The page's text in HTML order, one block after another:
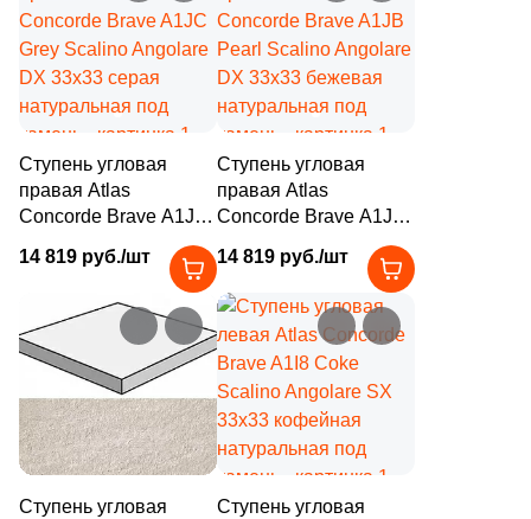
Кремовый (7)
Микс (7)
Оранжевый (7)
Розовый (7)
Синий (
Сиреневый (7)
Слоновая кость (7)
Терракотовый (7)
Фиолетовый (7)
Ступень угловая
правая Atlas
Concorde Brave A1JC
Grey Scalino Angolare
DX 33х33 серая
камень
14 819 руб./шт
Ступень угловая
правая Atlas
Concorde Brave A1JB
Pearl Scalino Angolare
DX 33х33 бежевая
натуральная под
камень
14 819 руб./шт
Ступень угловая
Ступень угловая